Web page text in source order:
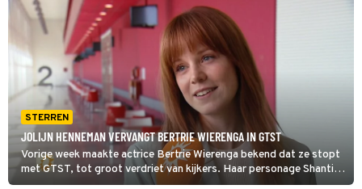
STERREN
JOLIJN HENNEMAN VERVANGT BERTRIE WIERENGA IN GTST
Vorige week maakte actrice Bertrie Wierenga bekend dat ze stopt
met GTST, tot groot verdriet van kijkers. Haar personage Shanti
Vening verdwijnt echter niet uit de serie, want haar rol wordt